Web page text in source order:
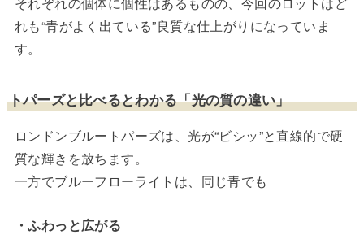
れも“青がよく出ている”良質な仕上がりになっていま
す。
トパーズと比べるとわかる「光の質の違い」
ロンドンブルートパーズは、光が“ビシッ”と直線的で硬
質な輝きを放ちます。
一方でブルーフローライトは、同じ青でも
・ふわっと広がる